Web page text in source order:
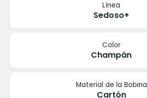
Línea
Sedoso+
Color
Champán
Material de la Bobina
Cartón